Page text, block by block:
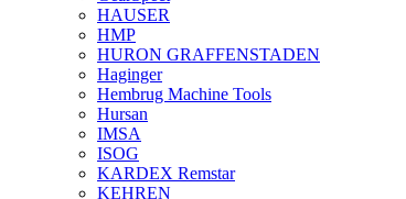
HAUSER
HMP
HURON GRAFFENSTADEN
Haginger
Hembrug Machine Tools
Hursan
IMSA
ISOG
KARDEX Remstar
KEHREN